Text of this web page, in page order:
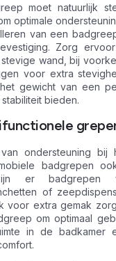
moet natuurlijk
optimale
van een
Zorg
wand, bij
voor extra
gewicht van een
bieden.
ondersteuning
badgrepen
er badgrepen
of
voor extra gemak
om optimaal
in de badkamer